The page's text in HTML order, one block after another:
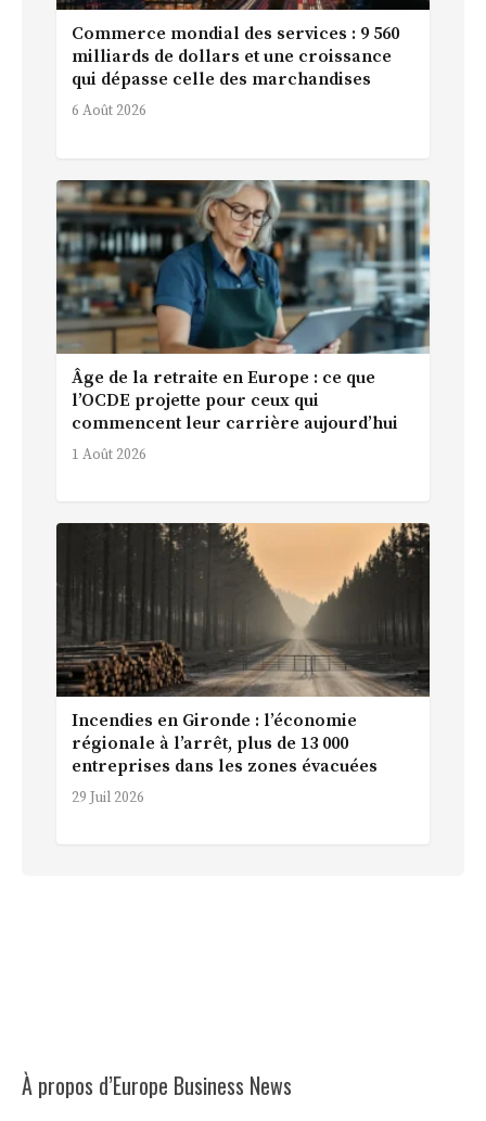
Commerce mondial des services : 9 560
milliards de dollars et une croissance
qui dépasse celle des marchandises
6 Août 2026
Âge de la retraite en Europe : ce que
l’OCDE projette pour ceux qui
commencent leur carrière aujourd’hui
1 Août 2026
Incendies en Gironde : l’économie
régionale à l’arrêt, plus de 13 000
entreprises dans les zones évacuées
29 Juil 2026
À propos d’Europe Business News